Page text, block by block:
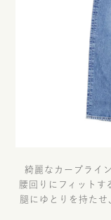
綺麗なカーブライ
腰回りにフィット
腿にゆとりを持た